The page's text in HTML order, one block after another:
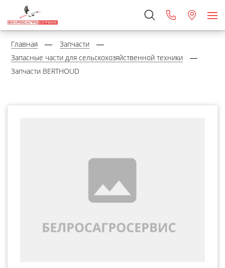
Главная
Запчасти
Запасные части для сельскохозяйственной техники
Запчасти BERTHOUD